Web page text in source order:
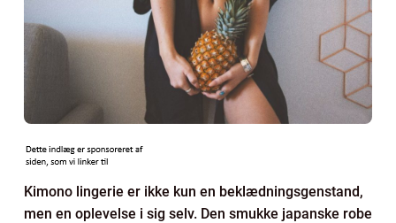
Kimono lingerie er ikke kun en beklædningsgenstand,
men en oplevelse i sig selv. Den smukke japanske robe